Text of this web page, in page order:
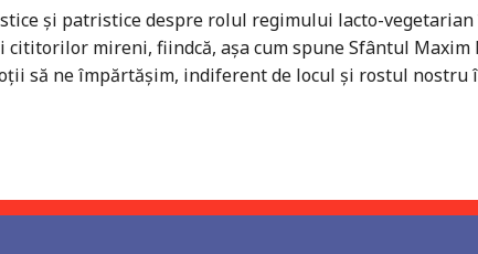
şi patristice despre rolul regimului lacto-
mireni, fiindcă, aşa cum spune Sfântul
să ne împărtăşim, indiferent de locul şi rostul nostru